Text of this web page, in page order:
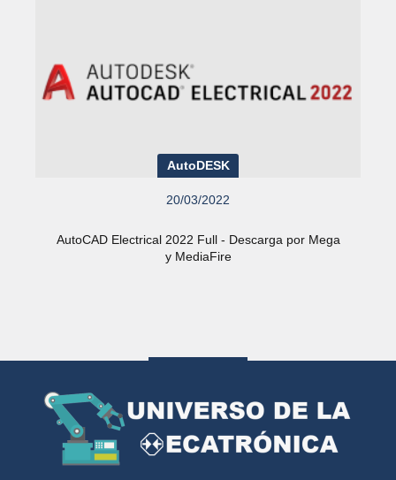
AutoDESK
20/03/2022
AutoCAD Electrical 2022 Full - Descarga por Mega
y MediaFire